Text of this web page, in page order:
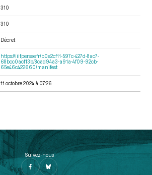
310
310
Décret
https://iiif.persee.fr/b0e2cf11-597c-427d-8ac7-
68bcc0acf13b/8cad94a3-a91a-4f09-92cb-
65e46c422660/manifest
11 octobre 2024 à 07:26
Suivez-nous